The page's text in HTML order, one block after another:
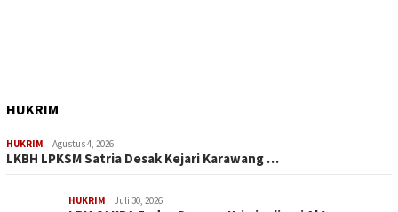
HUKRIM
HUKRIM Agustus 4, 2026
LKBH LPKSM Satria Desak Kejari Karawang …
HUKRIM Juli 30, 2026